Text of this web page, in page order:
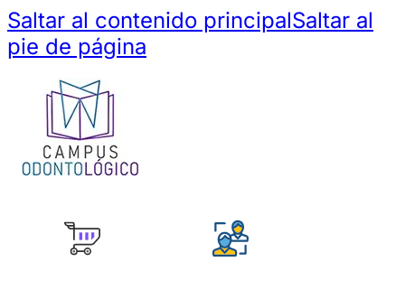
Saltar al contenido principalSaltar al
pie de página